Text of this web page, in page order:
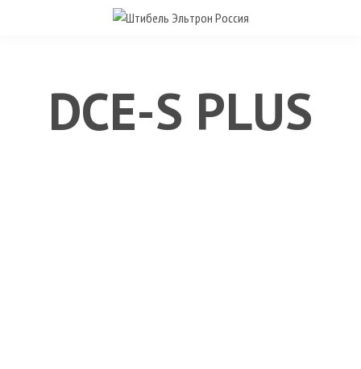
DCE-S PLUS